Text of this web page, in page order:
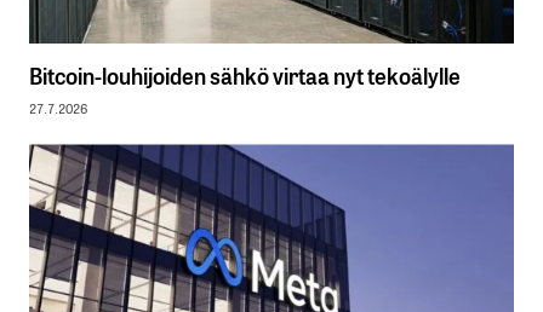
Bitcoin-louhijoiden sähkö virtaa nyt tekoälylle
27.7.2026